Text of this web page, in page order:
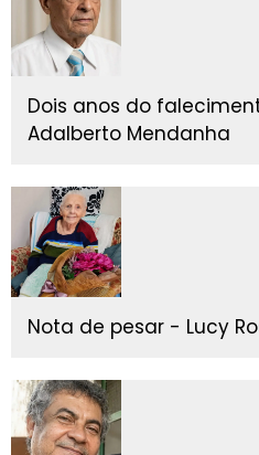
Dois anos do
Adalberto Mendanha
Nota de pesar - Lucy